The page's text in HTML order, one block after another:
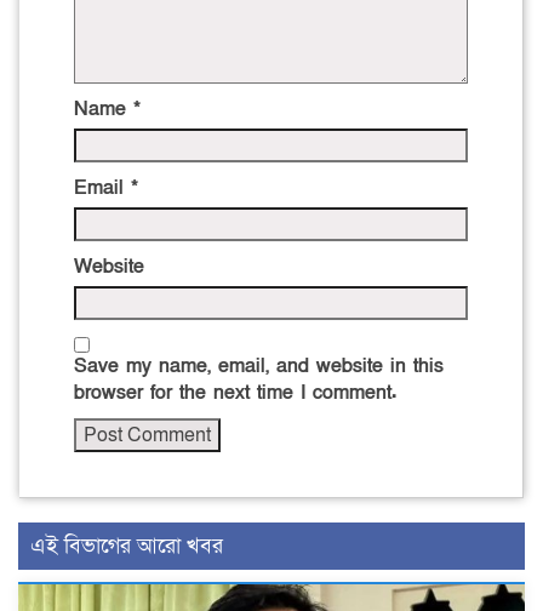
Name *
Email *
Website
Save my name, email, and website in this
browser for the next time I comment.
এই বিভাগের আরো খবর